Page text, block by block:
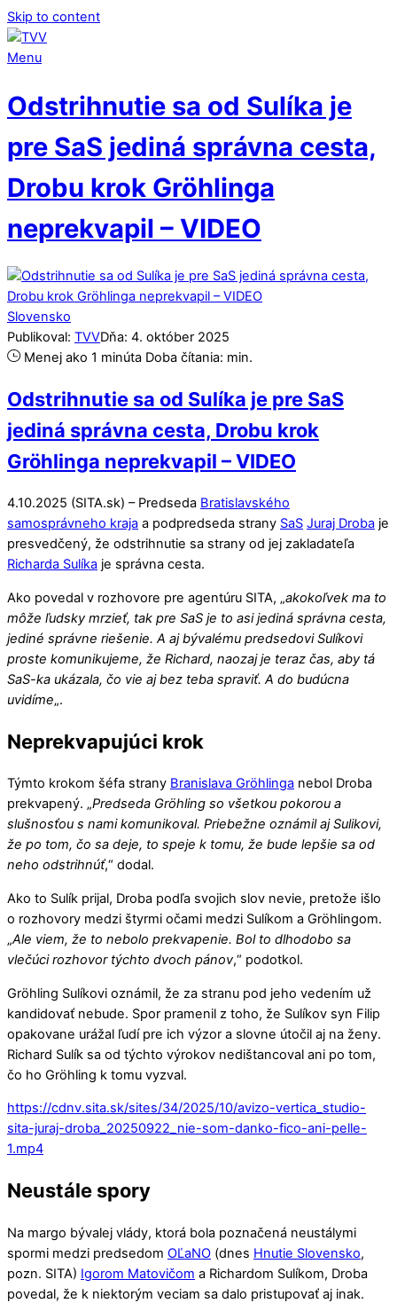
Skip to content
Menu
Odstrihnutie sa od Sulíka je
pre SaS jediná správna cesta,
Drobu krok Gröhlinga
neprekvapil – VIDEO
Slovensko
Publikoval: TVVDňa: 4. október 2025
Menej ako 1 minúta Doba čítania: min.
Odstrihnutie sa od Sulíka je pre SaS
jediná správna cesta, Drobu krok
Gröhlinga neprekvapil – VIDEO
4.10.2025 (SITA.sk) – Predseda Bratislavského
samosprávneho kraja a podpredseda strany SaS Juraj Droba je
presvedčený, že odstrihnutie sa strany od jej zakladateľa
Richarda Sulíka je správna cesta.
Ako povedal v rozhovore pre agentúru SITA, „akokoľvek ma to
môže ľudsky mrzieť, tak pre SaS je to asi jediná správna cesta,
jediné správne riešenie. A aj bývalému predsedovi Sulíkovi
proste komunikujeme, že Richard, naozaj je teraz čas, aby tá
SaS-ka ukázala, čo vie aj bez teba spraviť. A do budúcna
uvidíme„.
Neprekvapujúci krok
Týmto krokom šéfa strany Branislava Gröhlinga nebol Droba
prekvapený. „Predseda Gröhling so všetkou pokorou a
slušnosťou s nami komunikoval. Priebežne oznámil aj Sulikovi,
že po tom, čo sa deje, to speje k tomu, že bude lepšie sa od
neho odstrihnúť,“ dodal.
Ako to Sulík prijal, Droba podľa svojich slov nevie, pretože išlo
o rozhovory medzi štyrmi očami medzi Sulíkom a Gröhlingom.
„Ale viem, že to nebolo prekvapenie. Bol to dlhodobo sa
vlečúci rozhovor týchto dvoch pánov,“ podotkol.
Gröhling Sulíkovi oznámil, že za stranu pod jeho vedením už
kandidovať nebude. Spor pramenil z toho, že Sulíkov syn Filip
opakovane urážal ľudí pre ich výzor a slovne útočil aj na ženy.
Richard Sulík sa od týchto výrokov nedištancoval ani po tom,
čo ho Gröhling k tomu vyzval.
https://cdnv.sita.sk/sites/34/2025/10/avizo-vertica_studio-
sita-juraj-droba_20250922_nie-som-danko-fico-ani-pelle-
1.mp4
Neustále spory
Na margo bývalej vlády, ktorá bola poznačená neustálymi
spormi medzi predsedom OĽaNO (dnes Hnutie Slovensko,
pozn. SITA) Igorom Matovičom a Richardom Sulíkom, Droba
povedal, že k niektorým veciam sa dalo pristupovať aj inak.